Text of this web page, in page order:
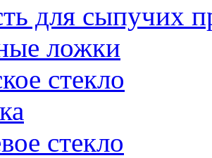
для сыпучих
ложки
стекло
стекло